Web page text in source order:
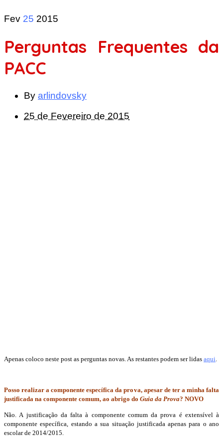
Fev 25 2015
Perguntas Frequentes da
PACC
By arlindovsky
25 de Fevereiro de 2015
Apenas coloco neste post as perguntas novas. As restantes podem ser lidas aqui
Posso realizar a componente específica da prova, apesar de ter a minha falta
justificada na componente comum, ao abrigo do Guia da Prova? NOVO
Não. A justificação da falta à componente comum da prova é extensível à
componente específica, estando a sua situação justificada apenas para o ano
escolar de 2014/2015.